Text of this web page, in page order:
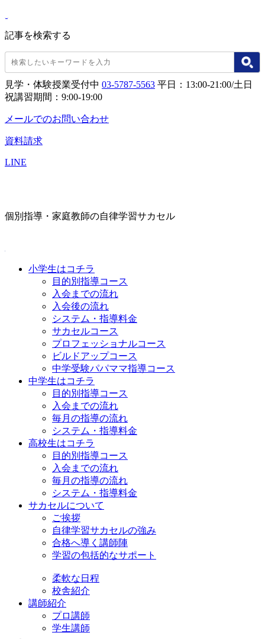
記事を検索する
見学・体験授業受付中 03-5787-5563 平日：13:00-21:00/土日
祝講習期間：9:00-19:00
メールでのお問い合わせ
資料請求
LINE
個別指導・家庭教師の自律学習サカセル
小学生はコチラ
目的別指導コース
入会までの流れ
入会後の流れ
システム・指導料金
サカセルコース
プロフェッショナルコース
ビルドアップコース
中学受験パパママ指導コース
中学生はコチラ
目的別指導コース
入会までの流れ
毎月の指導の流れ
システム・指導料金
高校生はコチラ
目的別指導コース
入会までの流れ
毎月の指導の流れ
システム・指導料金
サカセルについて
ご挨拶
自律学習サカセルの強み
合格へ導く講師陣
学習の包括的なサポート
柔軟な日程
校舎紹介
講師紹介
プロ講師
学生講師